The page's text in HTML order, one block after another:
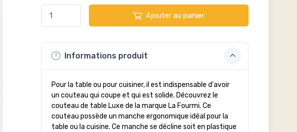
Ajouter au panier
Informations produit
Pour la table ou pour cuisiner, il est indispensable d'avoir
un couteau qui coupe et qui est solide. Découvrez le
couteau de table Luxe de la marque La Fourmi. Ce
couteau possède un manche ergonomique idéal pour la
table ou la cuisine. Ce manche se décline soit en plastique